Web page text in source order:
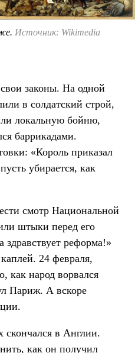
Источник: Wikimedia
законы. На одной
в солдатский строй,
локальную бойню,
баррикадами.
«Король приказал
убирается, как
смотр Национальной
штыки перед его
реформа!»
24 февраля,
как народ ворвался
Париж. А вскоре
скончался в Англии.
как он получил